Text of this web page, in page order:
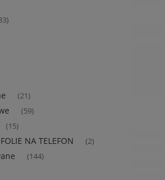
(21)
(59)
(15)
NA TELEFON (2)
(144)